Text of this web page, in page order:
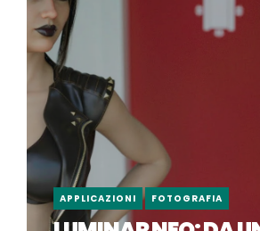
APPLICAZIONI FOTOGRAFIA